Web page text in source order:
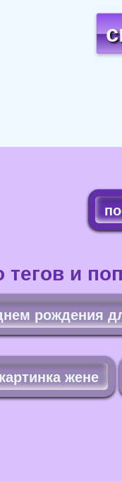
тегов и
рождения
картинка жене